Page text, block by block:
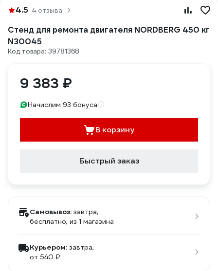
4.5 4 отзыва
Стенд для ремонта двигателя NORDBERG 450 кг
N30045
Код товара: 39781368
9 383 ₽
Начислим 93 бонуса
В корзину
Быстрый заказ
Самовывоз: завтра,
бесплатно, из 1 магазина
Курьером: завтра,
от 540 ₽